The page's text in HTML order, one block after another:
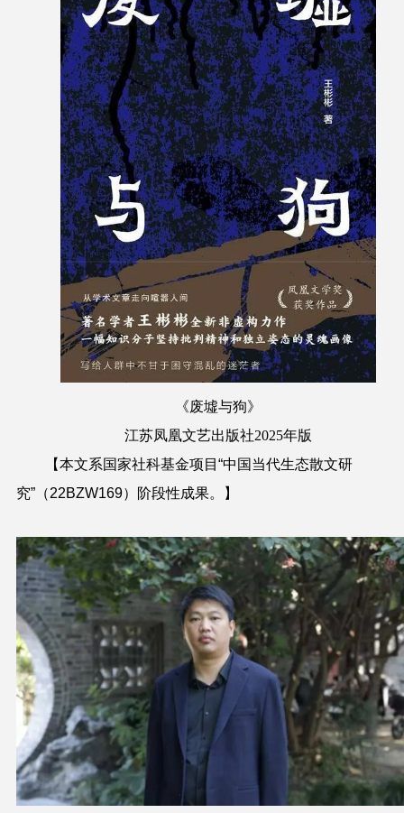
《废墟与狗》
江苏凤凰文艺出版社2025年版
【本文系国家社科基金项目“中国当代生态散文研
究”（22BZW169）阶段性成果。
】